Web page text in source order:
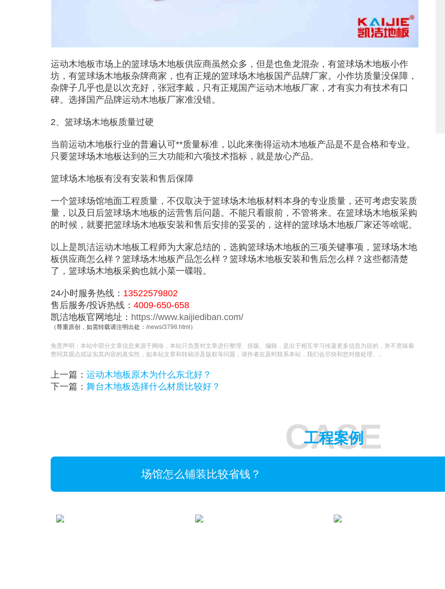
运动木地板市场上的篮球场木地板供应商虽然众多，但是也鱼龙混杂，有篮球场木地板小作
坊，有篮球场木地板杂牌商家，也有正规的篮球场木地板国产品牌厂家。小作坊质量没保障，
杂牌子几乎也是以次充好，张冠李戴，只有正规国产运动木地板厂家，才有实力有技术有口
碑。选择国产品牌运动木地板厂家准没错。
2、篮球场木地板质量过硬
当前运动木地板行业的普遍认可**质量标准，以此来衡得运动木地板产品是不是合格和专业。
只要篮球场木地板达到的三大功能和六项技术指标，就是放心产品。
篮球场木地板有没有安装和售后保障
一个篮球场馆地面工程质量，不仅取决于篮球场木地板材料本身的专业质量，还可考虑安装质
量，以及日后篮球场木地板的运营售后问题。不能只看眼前，不管将来。在篮球场木地板采购
的时候，就要把篮球场木地板安装和售后安排的妥妥的，这样的篮球场木地板厂家还等啥呢。
以上是凯洁运动木地板工程师为大家总结的，选购篮球场木地板的三项关键事项，篮球场木地
板供应商怎么样？篮球场木地板产品怎么样？篮球场木地板安装和售后怎么样？这些都清楚
了，篮球场木地板采购也就小菜一碟啦。
24小时服务热线： 13522579802
售后服务/投诉热线： 4009-650-658
凯洁地板官网地址： https://www.kaijiediban.com/
（尊重原创，如需转载请注明出处： /news/3798.html ）
免责声明：本站中部分文章信息来源于网络，本站只负责对文章进行整理、排版、编辑，是出于相互学习传递更多信息为目的，并不意味着
赞同其观点或证实其内容的真实性，如本站文章和转稿涉及版权等问题，请作者在及时联系本站，我们会尽快和您对接处理。。
上一篇： 运动木地板原木为什么东北好？
下一篇： 舞台木地板选择什么材质比较好？
CASE
工程案例
场馆怎么铺装比较省钱？